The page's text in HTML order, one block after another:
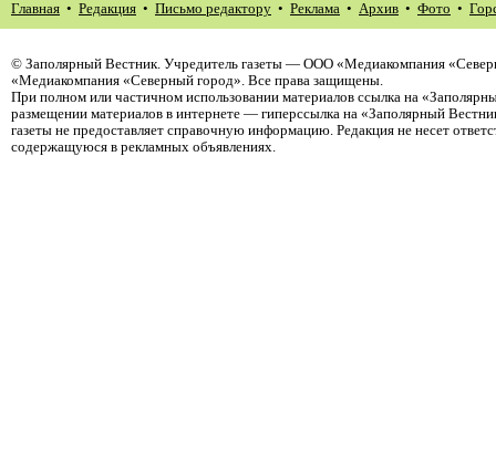
Главная • Редакция • Письмо редактору • Реклама • Архив • Фото •
© Заполярный Вестник. Учредитель газеты — ООО «Медиакомпания
«Медиакомпания «Северный город». Все права защищены.
При полном или частичном использовании материалов ссылка на
размещении материалов в интернете — гиперссылка на «Заполярный
газеты не предоставляет справочную информацию. Редакция не несет
содержащуюся в рекламных объявлениях.